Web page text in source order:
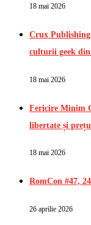
18 mai 2026
Crux
culturii geek
18 mai 2026
Fericire Minim
libertate și
18 mai 2026
RomCon #47,
26 aprilie 2026